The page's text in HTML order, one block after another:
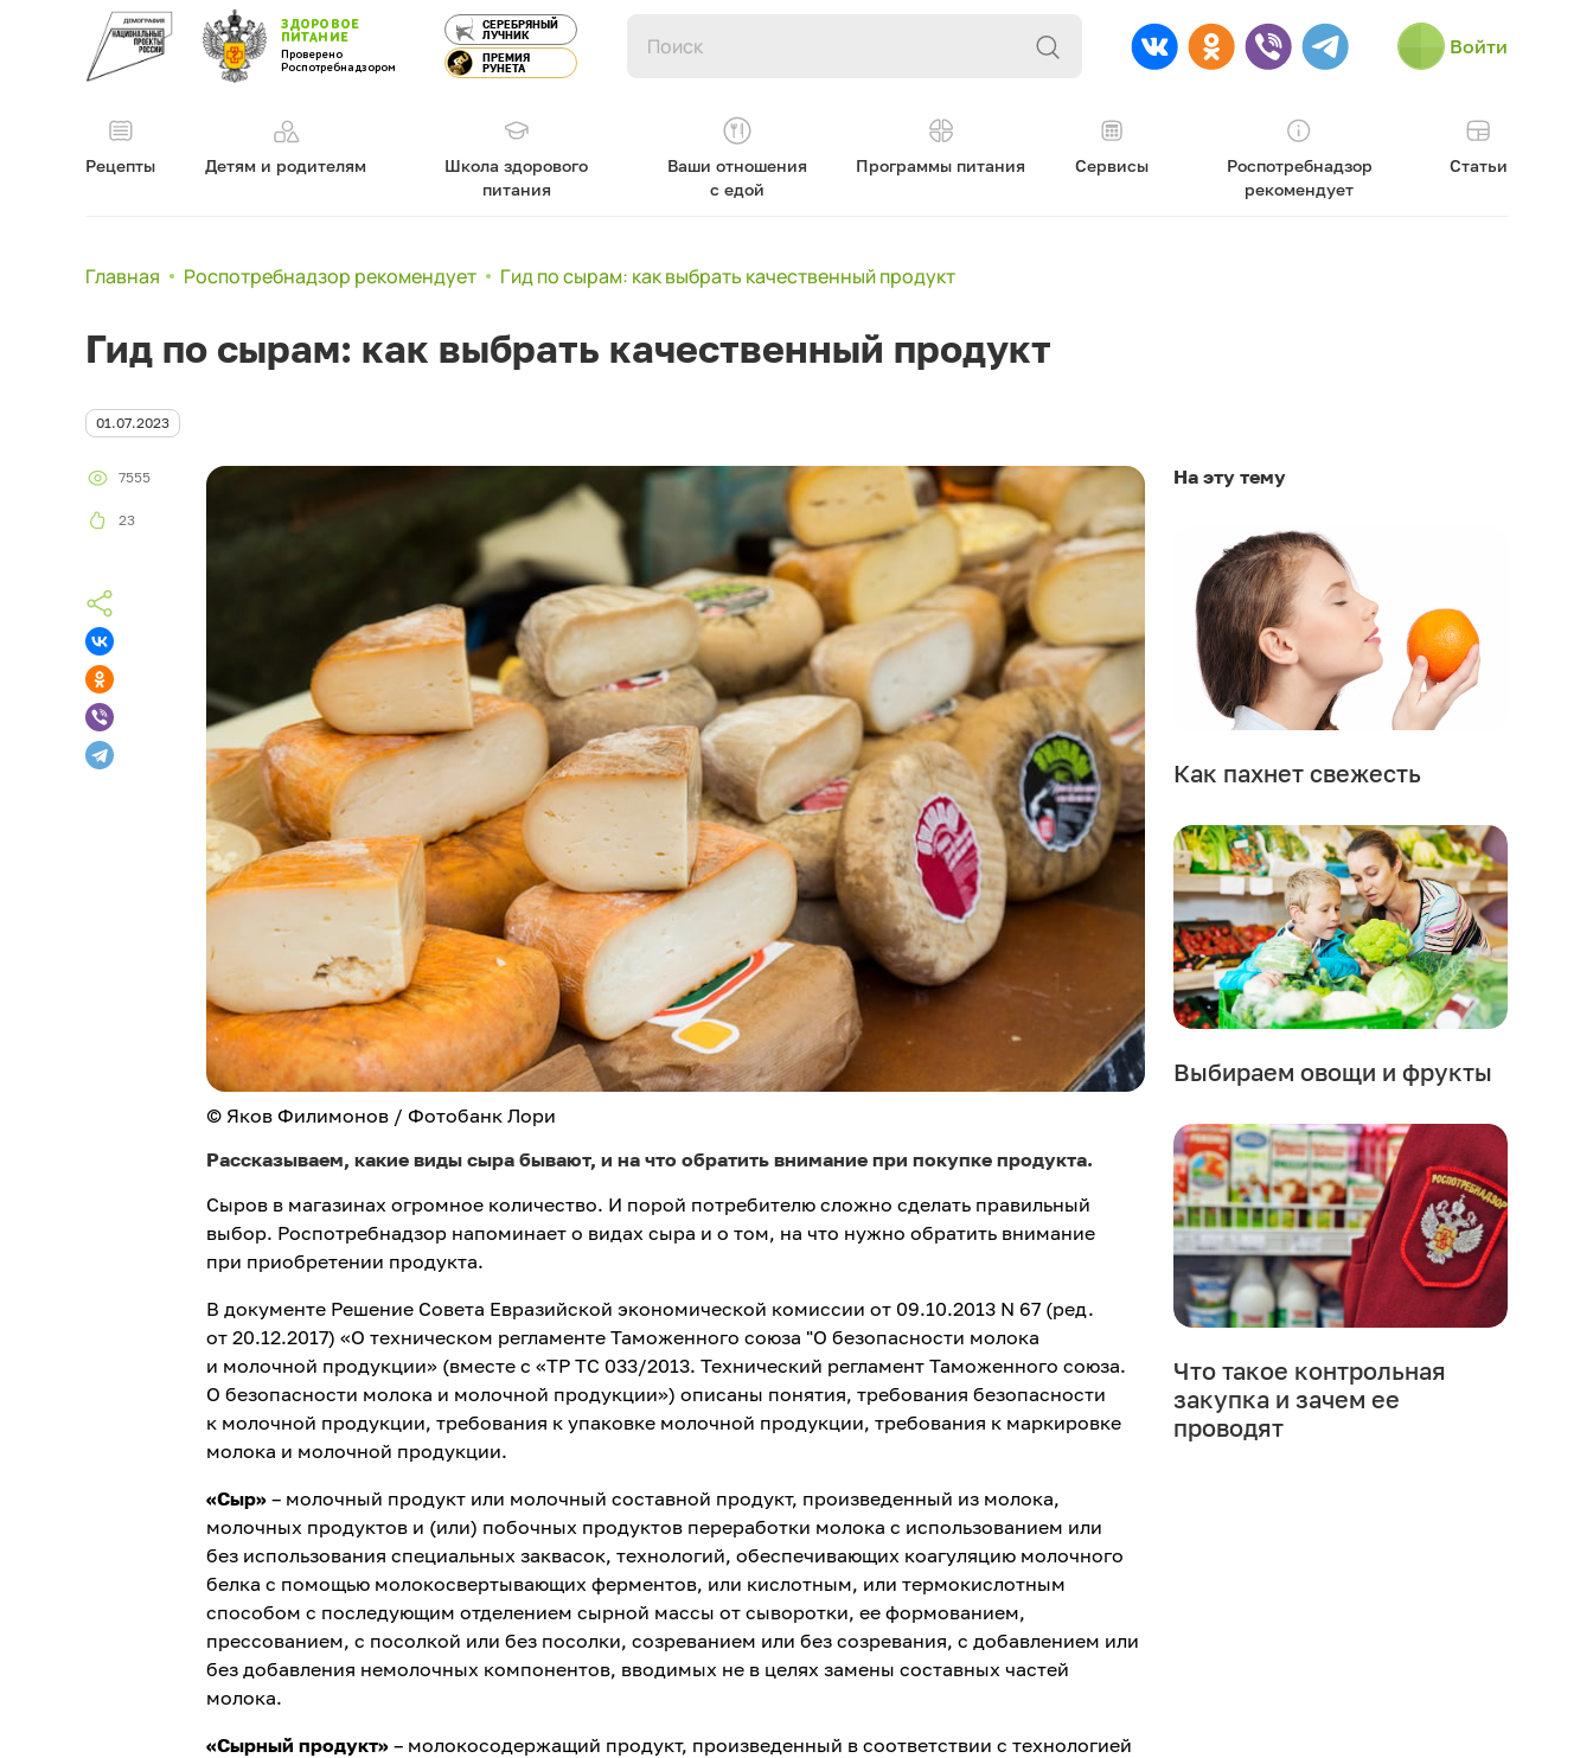
ЗДОРОВОЕ
ПИТАНИЕ
Проверено
Роспотребнадзором
СЕРЕБРЯНЫЙ
ЛУЧНИК
ПРЕМИЯ
РУНЕТА
Войти
Рецепты Детям и родителям
Школа здорового
питания
Ваши отношения
с едой
Программы питания Сервисы
Роспотребнадзор
рекомендует
Статьи
Главная Роспотребнадзор рекомендует Гид по сырам: как выбрать качественный продукт
Гид по сырам: как выбрать качественный продукт
01.07.2023
7555
23
© Яков Филимонов / Фотобанк Лори
Рассказываем, какие виды сыра бывают, и на что обратить внимание при покупке продукта.
Сыров в магазинах огромное количество. И порой потребителю сложно сделать правильный
выбор. Роспотребнадзор напоминает о видах сыра и о том, на что нужно обратить внимание
при приобретении продукта.
В документе Решение Совета Евразийской экономической комиссии от 09.10.2013 N 67 (ред.
от 20.12.2017) «О техническом регламенте Таможенного союза "О безопасности молока
и молочной продукции» (вместе с «ТР ТС 033/2013. Технический регламент Таможенного союза.
О безопасности молока и молочной продукции») описаны понятия, требования безопасности
к молочной продукции, требования к упаковке молочной продукции, требования к маркировке
молока и молочной продукции.
«Сыр»– молочный продукт или молочный составной продукт, произведенный из молока,
молочных продуктов и (или) побочных продуктов переработки молока с использованием или
без использования специальных заквасок, технологий, обеспечивающих коагуляцию молочного
белка с помощью молокосвертывающих ферментов, или кислотным, или термокислотным
способом с последующим отделением сырной массы от сыворотки, ее формованием,
прессованием, с посолкой или без посолки, созреванием или без созревания, с добавлением или
без добавления немолочных компонентов, вводимых не в целях замены составных частей
молока.
«Сырный продукт» – молокосодержащий продукт, произведенный в соответствии с технологией
На эту тему
Как пахнет свежесть
Выбираем овощи и фрукты
Что такое контрольная
закупка и зачем ее
проводят